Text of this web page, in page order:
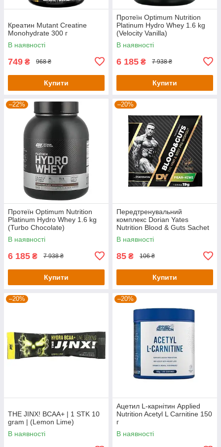
Креатин Mutant Creatine
Monohydrate 300 г
В наявності
749 ₴ 968 ₴
Купити
Протеїн Optimum Nutrition
Platinum Hydro Whey 1.6 kg
(Velocity Vanilla)
В наявності
6 185 ₴ 7 938 ₴
Купити
–22%
Протеїн Optimum Nutrition
Platinum Hydro Whey 1.6 kg
(Turbo Chocolate)
В наявності
6 185 ₴ 7 938 ₴
Купити
–20%
Передтренувальний
комплекс Dorian Yates
Nutrition Blood & Guts Sachet
— 19 g (Pear Kiwi)
В наявності
85 ₴ 106 ₴
Купити
–20%
THE JINX! BCAA+ | 1 STK 10
gram | (Lemon Lime)
В наявності
–20%
Ацетил L-карнітин Applied
Nutrition Acetyl L Carnitine 150
г
В наявності